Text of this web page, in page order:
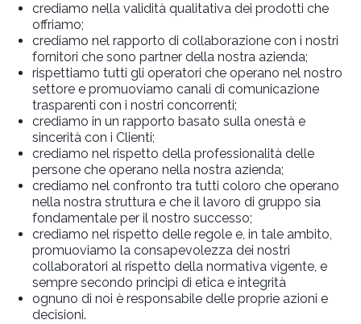
crediamo nella validità qualitativa dei prodotti che
offriamo;
crediamo nel rapporto di collaborazione con i nostri
fornitori che sono partner della nostra azienda;
rispettiamo tutti gli operatori che operano nel nostro
settore e promuoviamo canali di comunicazione
trasparenti con i nostri concorrenti;
crediamo in un rapporto basato sulla onestà e
sincerità con i Clienti;
crediamo nel rispetto della professionalità delle
persone che operano nella nostra azienda;
crediamo nel confronto tra tutti coloro che operano
nella nostra struttura e che il lavoro di gruppo sia
fondamentale per il nostro successo;
crediamo nel rispetto delle regole e, in tale ambito,
promuoviamo la consapevolezza dei nostri
collaboratori al rispetto della normativa vigente, e
sempre secondo principi di etica e integrità
ognuno di noi è responsabile delle proprie azioni e
decisioni.